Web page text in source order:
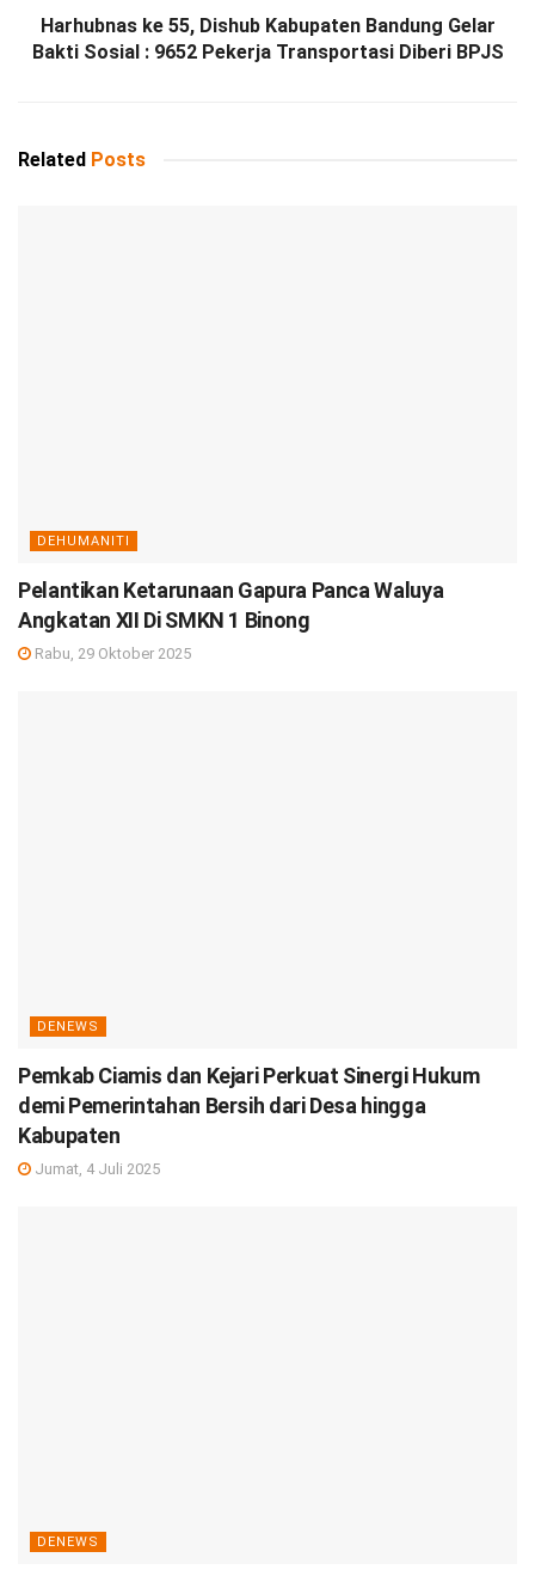
Harhubnas ke 55, Dishub Kabupaten Bandung Gelar
Bakti Sosial : 9652 Pekerja Transportasi Diberi BPJS
Related Posts
DEHUMANITI
Pelantikan Ketarunaan Gapura Panca Waluya
Angkatan XII Di SMKN 1 Binong
Rabu, 29 Oktober 2025
DENEWS
Pemkab Ciamis dan Kejari Perkuat Sinergi Hukum
demi Pemerintahan Bersih dari Desa hingga
Kabupaten
Jumat, 4 Juli 2025
DENEWS